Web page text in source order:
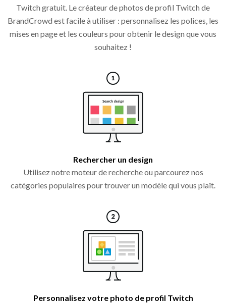
Twitch gratuit. Le créateur de photos de profil Twitch de
BrandCrowd est facile à utiliser : personnalisez les polices, les
mises en page et les couleurs pour obtenir le design que vous
souhaitez !
Rechercher un design
Utilisez notre moteur de recherche ou parcourez nos
catégories populaires pour trouver un modèle qui vous plaît.
Personnalisez votre photo de profil Twitch